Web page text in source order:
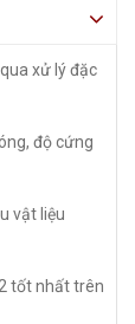
xử lý đặc
độ cứng
vật liệu
tốt nhất trên